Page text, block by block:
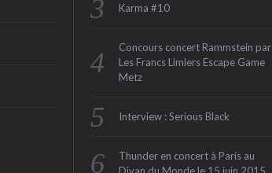
Karma #10
Concours concert Rammstein par
Les Francs Limiers Escape Game
Metz
Interview : Serious Black
Thunder en concert à Paris au
Divan du Monde le 15 juin 2015